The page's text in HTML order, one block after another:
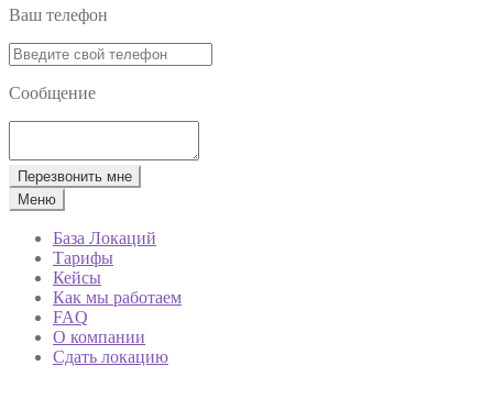
Ваш телефон
Сообщение
Перезвонить мне
Меню
База Локаций
Тарифы
Кейсы
Как мы работаем
FAQ
О компании
Сдать локацию